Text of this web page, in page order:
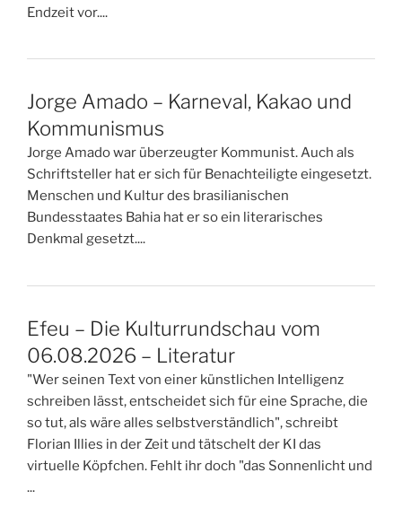
Endzeit vor....
Jorge Amado – Karneval, Kakao und
Kommunismus
Jorge Amado war überzeugter Kommunist. Auch als
Schriftsteller hat er sich für Benachteiligte eingesetzt.
Menschen und Kultur des brasilianischen
Bundesstaates Bahia hat er so ein literarisches
Denkmal gesetzt....
Efeu – Die Kulturrundschau vom
06.08.2026 – Literatur
"Wer seinen Text von einer künstlichen Intelligenz
schreiben lässt, entscheidet sich für eine Sprache, die
so tut, als wäre alles selbstverständlich", schreibt
Florian Illies in der Zeit und tätschelt der KI das
virtuelle Köpfchen. Fehlt ihr doch "das Sonnenlicht und
...